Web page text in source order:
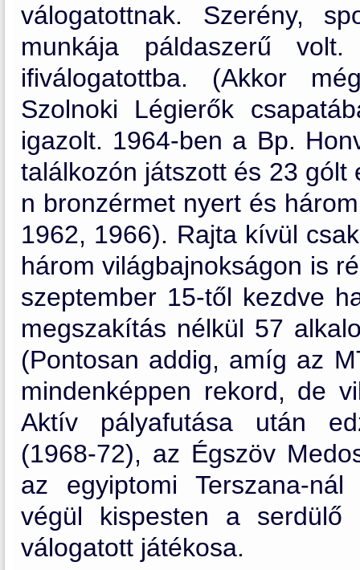
válogatottnak. Szerény,
munkája páldaszerű
ifiválogatottba. (Akkor
Szolnoki Légierők
igazolt. 1964-ben a Bp.
találkozón játszott és 23 gólt
n bronzérmet nyert és
1962, 1966). Rajta kívül
három világbajnokságon is
szeptember 15-től kezdve
megszakítás nélkül 57
(Pontosan addig, amíg az
mindenképpen rekord, de
Aktív pályafutása után
(1968-72), az Égszöv
az egyiptomi Terszana-
végül kispesten a
válogatott játékosa.